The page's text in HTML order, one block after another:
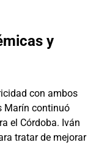
y
con ambos
Marín continuó
el Córdoba. Iván
tratar de mejorar